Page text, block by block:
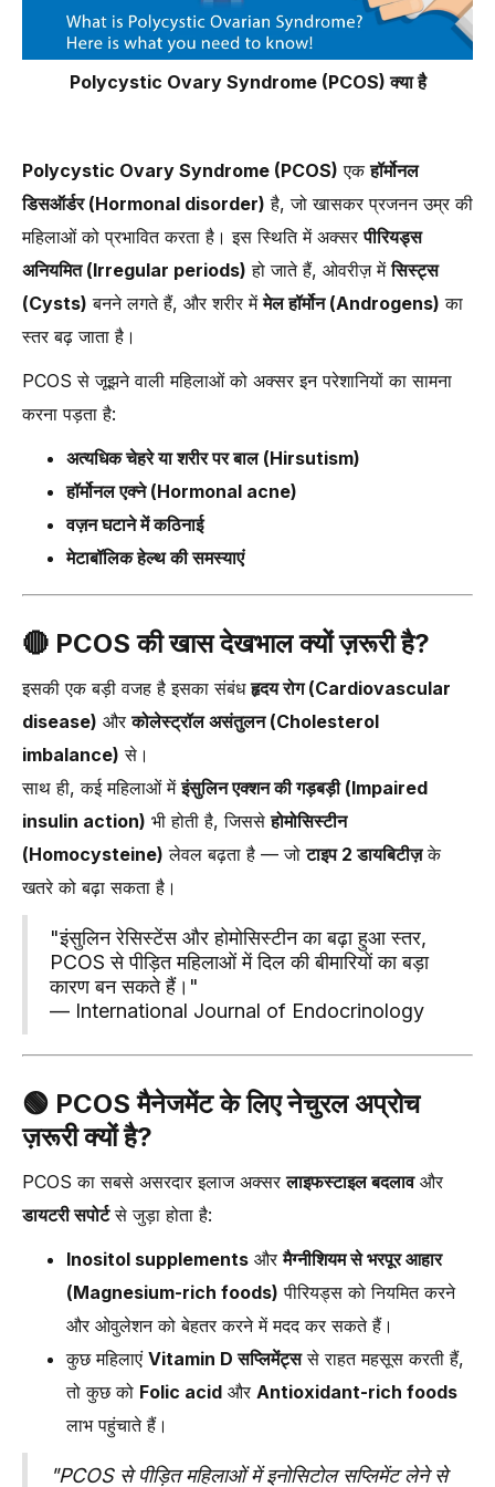
7. पर्याप्त धूप और विटामिन D लें
Polycystic Ovary Syndrome (PCOS) क्या है
Polycystic Ovary Syndrome (PCOS) एकहॉर्मोनल
डिसऑर्डर (Hormonal disorder) है, जो खासकर प्रजनन उम्र की
महिलाओं को प्रभावित करता है। इस स्थिति में अक्सरपीरियड्स
अनियमित (Irregular periods) हो जाते हैं, ओवरीज़ मेंसिस्ट्स
(Cysts) बनने लगते हैं, और शरीर मेंमेल हॉर्मोन (Androgens) का
स्तर बढ़ जाता है।
PCOS से जूझने वाली महिलाओं को अक्सर इन परेशानियों का सामना
करना पड़ता है:
अत्यधिक चेहरे या शरीर पर बाल (Hirsutism)
हॉर्मोनल एक्ने (Hormonal acne)
वज़न घटाने में कठिनाई
मेटाबॉलिक हेल्थ की समस्याएं
🔴 PCOS की खास देखभाल क्यों ज़रूरी है?
इसकी एक बड़ी वजह है इसका संबंधहृदय रोग (Cardiovascular
disease) औरकोलेस्ट्रॉल असंतुलन (Cholesterol
imbalance) से।
साथ ही, कई महिलाओं मेंइंसुलिन एक्शन की गड़बड़ी (Impaired
insulin action) भी होती है, जिससेहोमोसिस्टीन
(Homocysteine) लेवल बढ़ता है — जोटाइप 2 डायबिटीज़के
खतरे को बढ़ा सकता है।
"इंसुलिन रेसिस्टेंस और होमोसिस्टीन का बढ़ा हुआ स्तर,
PCOS से पीड़ित महिलाओं में दिल की बीमारियों का बड़ा
कारण बन सकते हैं।"
— International Journal of Endocrinology
🟢 PCOS मैनेजमेंट के लिए नेचुरल अप्रोच
ज़रूरी क्यों है?
PCOS का सबसे असरदार इलाज अक्सरलाइफस्टाइल बदलावऔर
डायटरी सपोर्टसे जुड़ा होता है:
Inositol supplements औरमैग्नीशियम से भरपूर आहार
(Magnesium-rich foods) पीरियड्स को नियमित करने
और ओवुलेशन को बेहतर करने में मदद कर सकते हैं।
कुछ महिलाएं Vitamin D सप्लिमेंट्ससे राहत महसूस करती हैं,
तो कुछ को Folic acid और Antioxidant-rich foods
लाभ पहुंचाते हैं।
"PCOS से पीड़ित महिलाओं में इनोसिटोल सप्लिमेंट लेने से